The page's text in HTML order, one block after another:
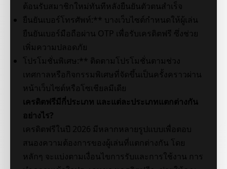
ต้อนรับสมาชิกใหม่ทันทีหลังยืนยันตัวตนสำเร็จ
ยืนยันเบอร์โทรศัพท์:** บางเว็บไซต์กำหนดให้ผู้เล่น
ยืนยันเบอร์มือถือผ่าน OTP เพื่อรับเครดิตฟรี ซึ่งช่วย
เพิ่มความปลอดภัย
โปรโมชั่นพิเศษ:** ติดตามโปรโมชั่นตามช่วง
เทศกาลหรือกิจกรรมพิเศษที่จัดขึ้นเป็นครั้งคราวผ่าน
หน้าเว็บไซต์หรือโซเชียลมีเดีย
เครดิตฟรีมีกี่ประเภท และแต่ละประเภทแตกต่างกัน
อย่างไร?
เครดิตฟรีในปี 2026 มีหลากหลายรูปแบบเพื่อตอบ
สนองความต้องการของผู้เล่นที่แตกต่างกัน โดย
หลักๆ จะแบ่งตามเงื่อนไขการรับและการใช้งาน การ